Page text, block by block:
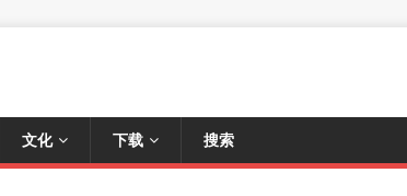
文化 下载 搜索